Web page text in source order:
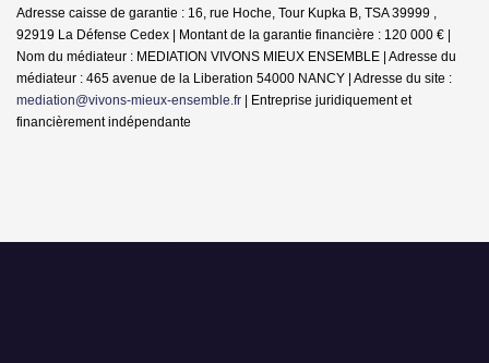
Adresse caisse de garantie : 16, rue Hoche, Tour Kupka B, TSA 39999 ,
92919 La Défense Cedex | Montant de la garantie financière : 120 000 € |
Nom du médiateur : MEDIATION VIVONS MIEUX ENSEMBLE | Adresse du
médiateur : 465 avenue de la Liberation 54000 NANCY | Adresse du site :
mediation@vivons-mieux-ensemble.fr | Entreprise juridiquement et
financièrement indépendante